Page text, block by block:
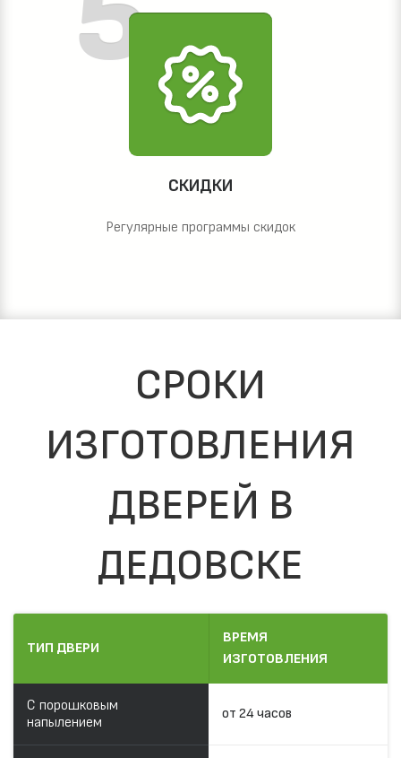
СКИДКИ
Регулярные программы скидок
СРОКИ
ИЗГОТОВЛЕНИЯ
ДВЕРЕЙ В
ДЕДОВСКЕ
ТИП ДВЕРИ
ВРЕМЯ
ИЗГОТОВЛЕНИЯ
С порошковым
напылением
от 24 часов